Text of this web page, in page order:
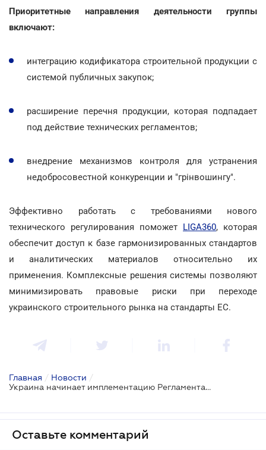
Приоритетные направления деятельности группы
включают:
интеграцию кодификатора строительной продукции с
системой публичных закупок;
расширение перечня продукции, которая подпадает
под действие технических регламентов;
внедрение механизмов контроля для устранения
недобросовестной конкуренции и "грінвошингу".
Эффективно работать с требованиями нового
технического регулирования поможет LIGA360, которая
обеспечит доступ к базе гармонизированных стандартов
и аналитических материалов относительно их
применения. Комплексные решения системы позволяют
минимизировать правовые риски при переходе
украинского строительного рынка на стандарты ЕС.
Главная / Новости /
Украина начинает имплементацию Регламента ЕС 2024/3110: новые требования к строительной продукции и вызовы для рынка
Оставьте комментарий